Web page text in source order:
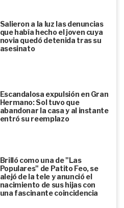
Salieron a la luz las denuncias
que había hecho el joven cuya
novia quedó detenida tras su
asesinato
Escandalosa expulsión en Gran
Hermano: Sol tuvo que
abandonar la casa y al instante
entró su reemplazo
Brilló como una de "Las
Populares" de Patito Feo, se
alejó de la tele y anunció el
nacimiento de sus hijas con
una fascinante coincidencia